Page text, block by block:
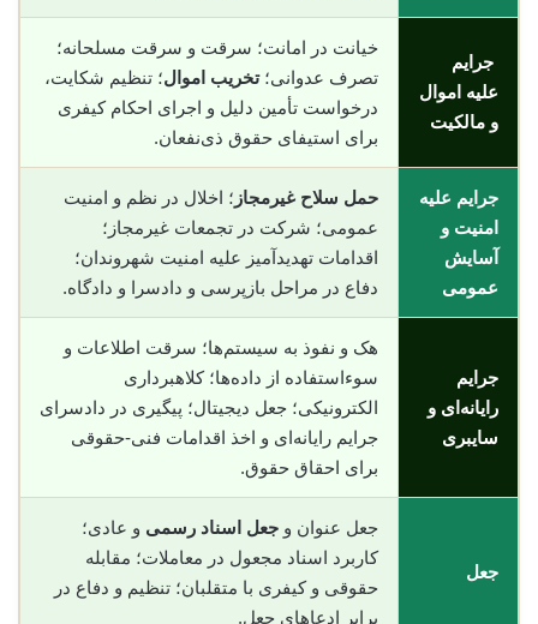
جرایم
علیه اموال
و مالکیت
خیانت در امانت؛ سرقت و سرقت مسلحانه؛
تصرف عدوانی؛تخریب اموال؛ تنظیم شکایت،
درخواست تأمین دلیل و اجرای احکام کیفری
برای استیفای حقوق ذی‌نفعان.
جرایم علیه
امنیت و
آسایش
عمومی
حمل سلاح غیرمجاز ؛ اخلال در نظم و امنیت
عمومی؛ شرکت در تجمعات غیرمجاز؛
اقدامات تهدیدآمیز علیه امنیت شهروندان؛
دفاع در مراحل بازپرسی و دادسرا و دادگاه.
جرایم
رایانه‌ای و
سایبری
هک و نفوذ به سیستم‌ها؛ سرقت اطلاعات و
سوء‌استفاده از داده‌ها؛ کلاهبرداری
الکترونیکی؛ جعل دیجیتال؛ پیگیری در دادسرای
جرایم رایانه‌ای و اخذ اقدامات فنی-حقوقی
برای احقاق حقوق.
جعل
جعل عنوان و جعل اسناد رسمی و عادی؛
کاربرد اسناد مجعول در معاملات؛ مقابله
حقوقی و کیفری با متقلبان؛ تنظیم و دفاع در
برابر ادعاهای جعل.